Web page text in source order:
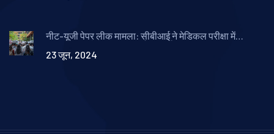
नीट-यूजी पेपर लीक मामला: सीबीआई ने मेडिकल परीक्षा में
23 जून, 2024